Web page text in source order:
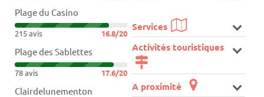
Plage du Casino
215 avis 16.8/20
Plage des Sablettes
78 avis 17.6/20
Clairdelunementon
Services
Activités touristiques
A proximité